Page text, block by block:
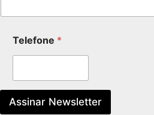
Telefone *
Assinar Newsletter